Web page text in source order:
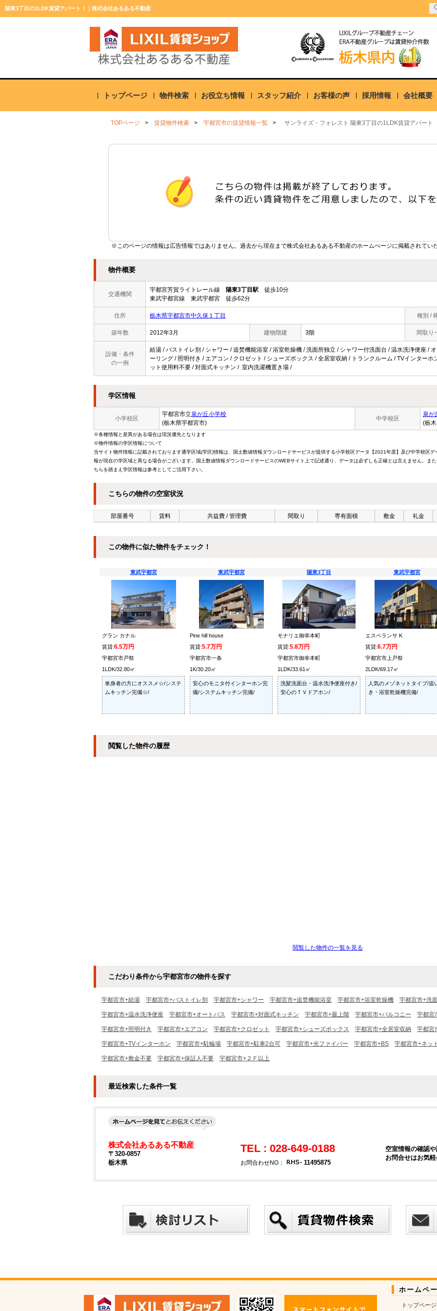
陽東3丁目の1LDK賃貸アパート！｜株式会社あるある不動産
トップページ 物件検索 お役立ち情報 スタッフ紹介 お客様の声 採用情報 会社概要
TOPページ 賃貸物件検索 宇都宮市の賃貸情報一覧 サンライズ・フォレスト 陽東3丁目の1LDK賃貸アパート
※このページの情報は広告情報ではありません。過去から現在まで株式会社あるある不動産のホームぺージに掲載されてい
物件概要
交通機関
宇都宮芳賀ライトレール線 陽東3丁目駅 徒歩10分
東武宇都宮線 東武宇都宮 徒歩62分
住所 栃木県宇都宮市中久保１丁目 種別 /
築年数 2012年3月 建物階建 3階 間取り
設備・条件
の一例
給湯 / バストイレ別 / シャワー / 追焚機能浴室 / 浴室乾燥機 / 洗面所独立 / シャワー付洗面台 / 温水洗浄便座 /
ーリング / 照明付き / エアコン / クロゼット / シューズボックス / 全居室収納 / トランクルーム / TVインター
ット使用料不要 / 対面式キッチン / 室内洗濯機置き場 /
学区情報
小学校区
宇都宮市立泉が丘小学校
(栃木県宇都宮市)
中学校区
泉が
(栃
※各種情報と差異がある場合は現況優先となります
※物件情報の学区情報について
当サイト物件情報に記載されております通学区域(学区)情報は、国土数値情報ダウンロードサービスが提供する小学校区データ【2021年度】及び中学校区
報が現在の学区域と異なる場合がございます。国土数値情報ダウンロードサービスのWEBサイト上で記述通り、データは必ずしも正確とは言えません。ま
ちらを踏まえ学区情報は参考としてご活用下さい。
こちらの物件の空室状況
部屋番号 賃料 共益費 / 管理費 間取り 専有面積 敷金 礼金
この物件に似た物件をチェック！
東武宇都宮
グラン カナル
賃貸:6.5万円
宇都宮市戸祭
1LDK/32.80㎡
単身者の方にオススメ☆/システ
ムキッチン完備☆/
東武宇都宮
Pine hill house
賃貸:5.7万円
宇都宮市一条
1K/30.20㎡
安心のモニタ付インターホン完
備/システムキッチン完備/
陽東3丁目
モナリエ御幸本町
賃貸:5.8万円
宇都宮市御幸本町
1LDK/33.61㎡
洗髪洗面台・温水洗浄便座付き/
安心のＴＶドアホン/
東武宇都宮
エスペランサ K
賃貸:6.7万円
宇都宮市上戸祭
2LDK/69.17㎡
人気のメゾネットタイプ/追
き・浴室乾燥機完備/
閲覧した物件の履歴
閲覧した物件の一覧を見る
こだわり条件から宇都宮市の物件を探す
宇都宮市+給湯 宇都宮市+バストイレ別 宇都宮市+シャワー 宇都宮市+追焚機能浴室 宇都宮市+浴室乾燥機 宇都宮市+洗
宇都宮市+温水洗浄便座 宇都宮市+オートバス 宇都宮市+対面式キッチン 宇都宮市+最上階 宇都宮市+バルコニー 宇都宮
宇都宮市+照明付き 宇都宮市+エアコン 宇都宮市+クロゼット 宇都宮市+シューズボックス 宇都宮市+全居室収納 宇都宮
宇都宮市+TVインターホン 宇都宮市+駐輪場 宇都宮市+駐車2台可 宇都宮市+光ファイバー 宇都宮市+BS 宇都宮市+ネッ
宇都宮市+敷金不要 宇都宮市+保証人不要 宇都宮市+２Ｆ以上
最近検索した条件一覧
株式会社あるある不動産
〒320-0857
栃木県
TEL : 028-649-0188
お問合わせNO： 11495875
空室情報の確認
お問合せはお気
ホームペ
トップページ